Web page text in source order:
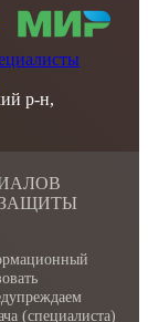
р-н,
ЗАЩИТЫ
(специалиста)